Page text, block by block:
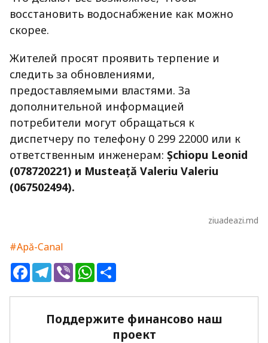
восстановить водоснабжение как можно
скорее.
Жителей просят проявить терпение и
следить за обновлениями,
предоставляемыми властями. За
дополнительной информацией
потребители могут обращаться к
диспетчеру по телефону 0 299 22000 или к
ответственным инженерам: Șchiopu Leonid
(078720221) и Musteață Valeriu Valeriu
(067502494).
ziuadeazi.md
#Apă-Canal
FacebookTelegram
ViberWhatsApp
Поддержите финансово наш
проект